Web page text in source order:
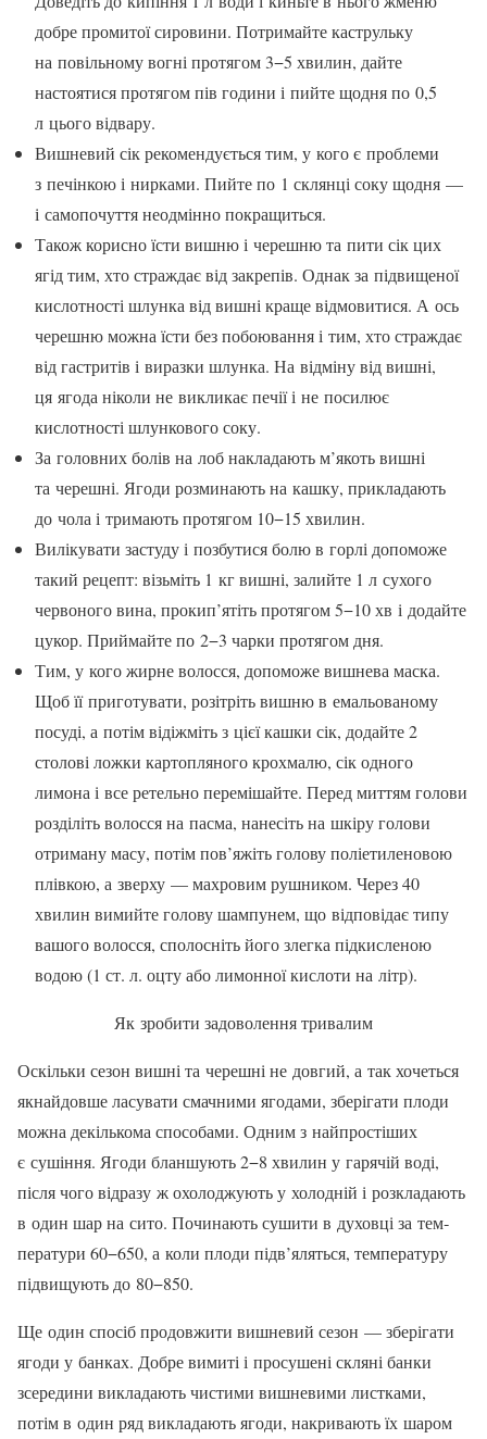
добре промитої сировини. Потримайте каструльку
на повільному вогні протягом 3−5 хвилин, дайте
настоятися протягом пів години і пийте щодня по 0,5
л цього відвару.
Вишневий сік рекомендується тим, у кого є проблеми
з печінкою і нирками. Пий­те по 1 склянці соку щодня —
і самопочуття неодмінно покращиться.
Також корисно їсти вишню і черешню та пити сік цих
ягід тим, хто страждає від закрепів. Однак за підвищеної
кислотності шлунка від вишні краще відмовитися. А ось
черешню можна їсти без побоювання і тим, хто страждає
від гастритів і виразки шлун­ка. На відміну від вишні,
ця ягода ніколи не викликає печії і не посилює
кислотності шлункового соку.
За головних болів на лоб накладають м’якоть вишні
та черешні. Ягоди розмина­ють на кашку, прикладають
до чола і трима­ють протягом 10−15 хвилин.
Вилікувати застуду і позбутися болю в горлі допоможе
такий рецепт: візьміть 1 кг вишні, залийте 1 л сухого
червоного вина, прокип’ятіть протягом 5−10 хв і додайте
цу­кор. Приймайте по 2−3 чарки протягом дня.
Тим, у кого жирне волосся, допоможе вишнева маска.
Щоб її приготувати, розі­тріть вишню в емальованому
посуді, а потім відіжміть з цієї кашки сік, додайте 2
столові ложки картопляного крохмалю, сік одного
лимона і все ретельно перемішайте. Перед миттям голови
розділіть волосся на пасма, нанесіть на шкіру голови
отриману масу, потім пов’яжіть голову поліетиленовою
плівкою, а зверху — махровим рушником. Через 40
хвилин вимийте голову шампу­нем, що відповідає типу
вашого волосся, сполосніть його злегка підкисленою
водою (1 ст. л. оцту або лимонної кислоти на літр).
Як зробити задоволення тривалим
Оскільки сезон вишні та черешні не до­вгий, а так хочеться
якнайдовше ласувати смачними ягодами, зберігати плоди
можна декількома способами. Одним з найпрості­ших
є сушіння. Ягоди бланшують 2−8 хвилин у гарячій воді,
після чого відразу ж охолоджують у холодній і розкладають
в один шар на сито. Починають сушити в духовці за тем­
ператури 60−650, а коли плоди підв’яляться, температуру
підвищують до 80−850.
Ще один спосіб продовжити вишневий сезон — зберігати
ягоди у банках. Добре вимиті і просушені скляні банки
зсередини викладають чистими вишневими листками,
потім в один ряд викладають ягоди, на­кривають їх шаром